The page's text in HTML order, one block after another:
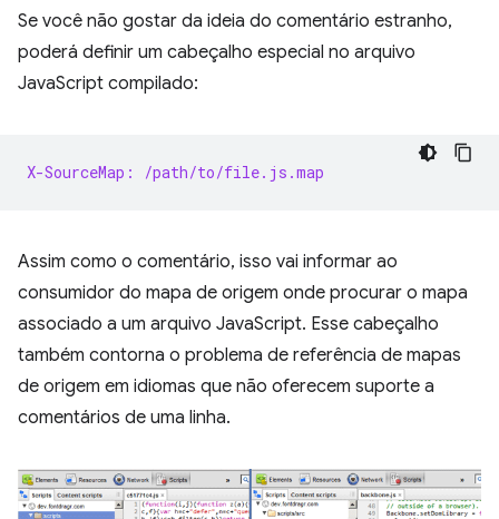
Se você não gostar da ideia do comentário estranho,
poderá definir um cabeçalho especial no arquivo
JavaScript compilado:
X-SourceMap: /path/to/file.js.map
Assim como o comentário, isso vai informar ao
consumidor do mapa de origem onde procurar o mapa
associado a um arquivo JavaScript. Esse cabeçalho
também contorna o problema de referência de mapas
de origem em idiomas que não oferecem suporte a
comentários de uma linha.